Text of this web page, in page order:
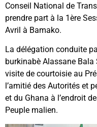
Conseil National de
prendre part à la 1ère
Avril à Bamako.
La délégation conduite
burkinabè Alassane Bala
visite de courtoisie au
l’amitié des Autorités et
et du Ghana à l’endroit
Peuple malien.